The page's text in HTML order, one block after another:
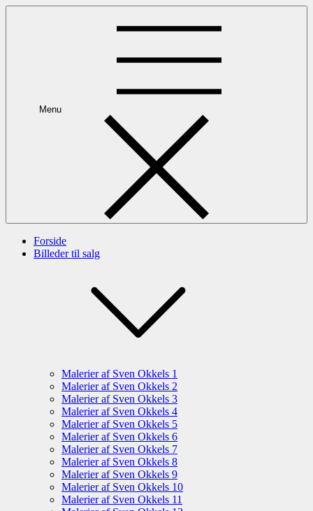
Skip
Menu
Forside
Billeder til salg
Malerier af Sven Okkels 1
Malerier af Sven Okkels 2
Malerier af Sven Okkels 3
Malerier af Sven Okkels 4
Malerier af Sven Okkels 5
Malerier af Sven Okkels 6
Malerier af Sven Okkels 7
Malerier af Sven Okkels 8
Malerier af Sven Okkels 9
Malerier af Sven Okkels 10
Malerier af Sven Okkels 11